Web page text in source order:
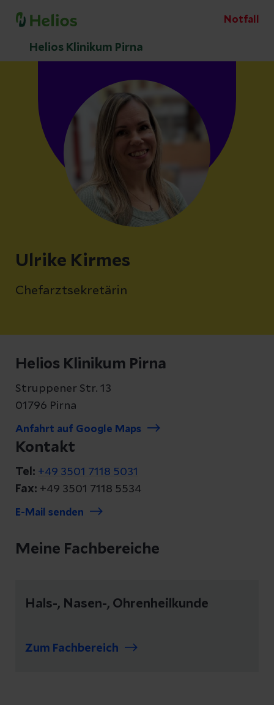
Notfall
Helios Klinikum Pirna
Ulrike Kirmes
Chefarztsekretärin
Helios Klinikum Pirna
Struppener Str. 13
01796 Pirna
Anfahrt auf Google Maps
Kontakt
Tel: +49 3501 7118 5031
Fax: +49 3501 7118 5534
E-Mail senden
Meine Fachbereiche
Hals-, Nasen-, Ohrenheilkunde
Zum Fachbereich